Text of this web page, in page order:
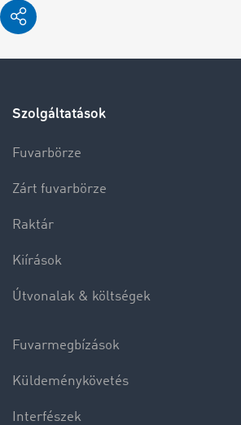
Szolgáltatások
Fuvarbörze
Zárt fuvarbörze
Raktár
Kiírások
Útvonalak & költségek
Fuvarmegbízások
Küldeménykövetés
Interfészek